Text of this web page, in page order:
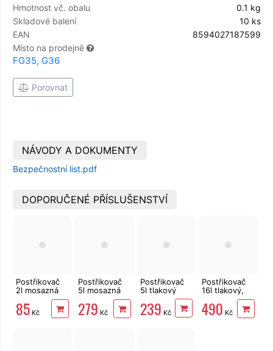
Hmotnost vč. obalu
0.1 kg
Skladové balení
10 ks
EAN
8594027187599
Místo na prodejně
FG35, G36
Porovnat
NÁVODY A DOKUMENTY
Bezpečnostní list.pdf
DOPORUČENÉ PŘÍSLUŠENSTVÍ
Postřikovač
2l mosazná
tlakový
85 Kč
Postřikovač
5l mosazná
tlakový
279 Kč
Postřikovač
5l tlakový
239 Kč
Postřikovač
16l tlakový,
Strend Pro
490 Kč